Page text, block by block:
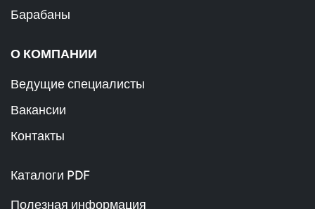
Барабаны
О КОМПАНИИ
Ведущие специалисты
Вакансии
Контакты
Каталоги PDF
Полезная информация